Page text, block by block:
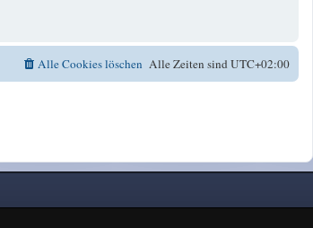
Alle Zeiten sindUTC+02:00
Alle Cookies löschen